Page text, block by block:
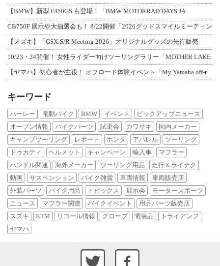
【BMW】新型 F450GS も登場！「BMW MOTORRAD DAYS JA
CB750F 展示や大抽選会も！ 8/22開催「2026グッドスマイルミーティン
【スズキ】「GSX-S/R Meeting 2026」オリジナルグッズの先行販売
10/23・24開催！ 女性ライダー向けツーリングラリー「MOTHER LAKE
【ヤマハ】初心者が主役！ オフロード体験イベント「My Yamaha off-r
キーワード
ハーレー 電動バイク BMW イベント
ピックアップニュース
オープン情報
バイクパーツ 試乗会 カワサキ
国内メーカー
キャンプツーリング
レポート ホンダ アパレル
ツーリング
ドゥカティ
ヘルメット キャンペーン 輸入車
マフラー
ハンドル関連
海外メーカー ツーリング用品
走行＆ライテク
動画
サスペンション バイク雑貨 車両情報
車両販売店
外装パーツ
バイク用品 トピックス 展示会
モータースポーツ
ニュース
マフラー関連 バイクイベント
用品パーツ販売店
スズキ
KTM リコール情報 グローブ 電装品
トライアンフ
ヤマハ